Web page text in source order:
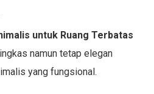
untuk Ruang Terbatas
namun tetap elegan
yang fungsional.